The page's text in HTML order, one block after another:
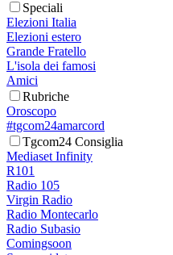
Speciali
Elezioni Italia
Elezioni estero
Grande Fratello
L'isola dei famosi
Amici
Rubriche
Oroscopo
#tgcom24amarcord
Tgcom24 Consiglia
Mediaset Infinity
R101
Radio 105
Virgin Radio
Radio Montecarlo
Radio Subasio
Comingsoon